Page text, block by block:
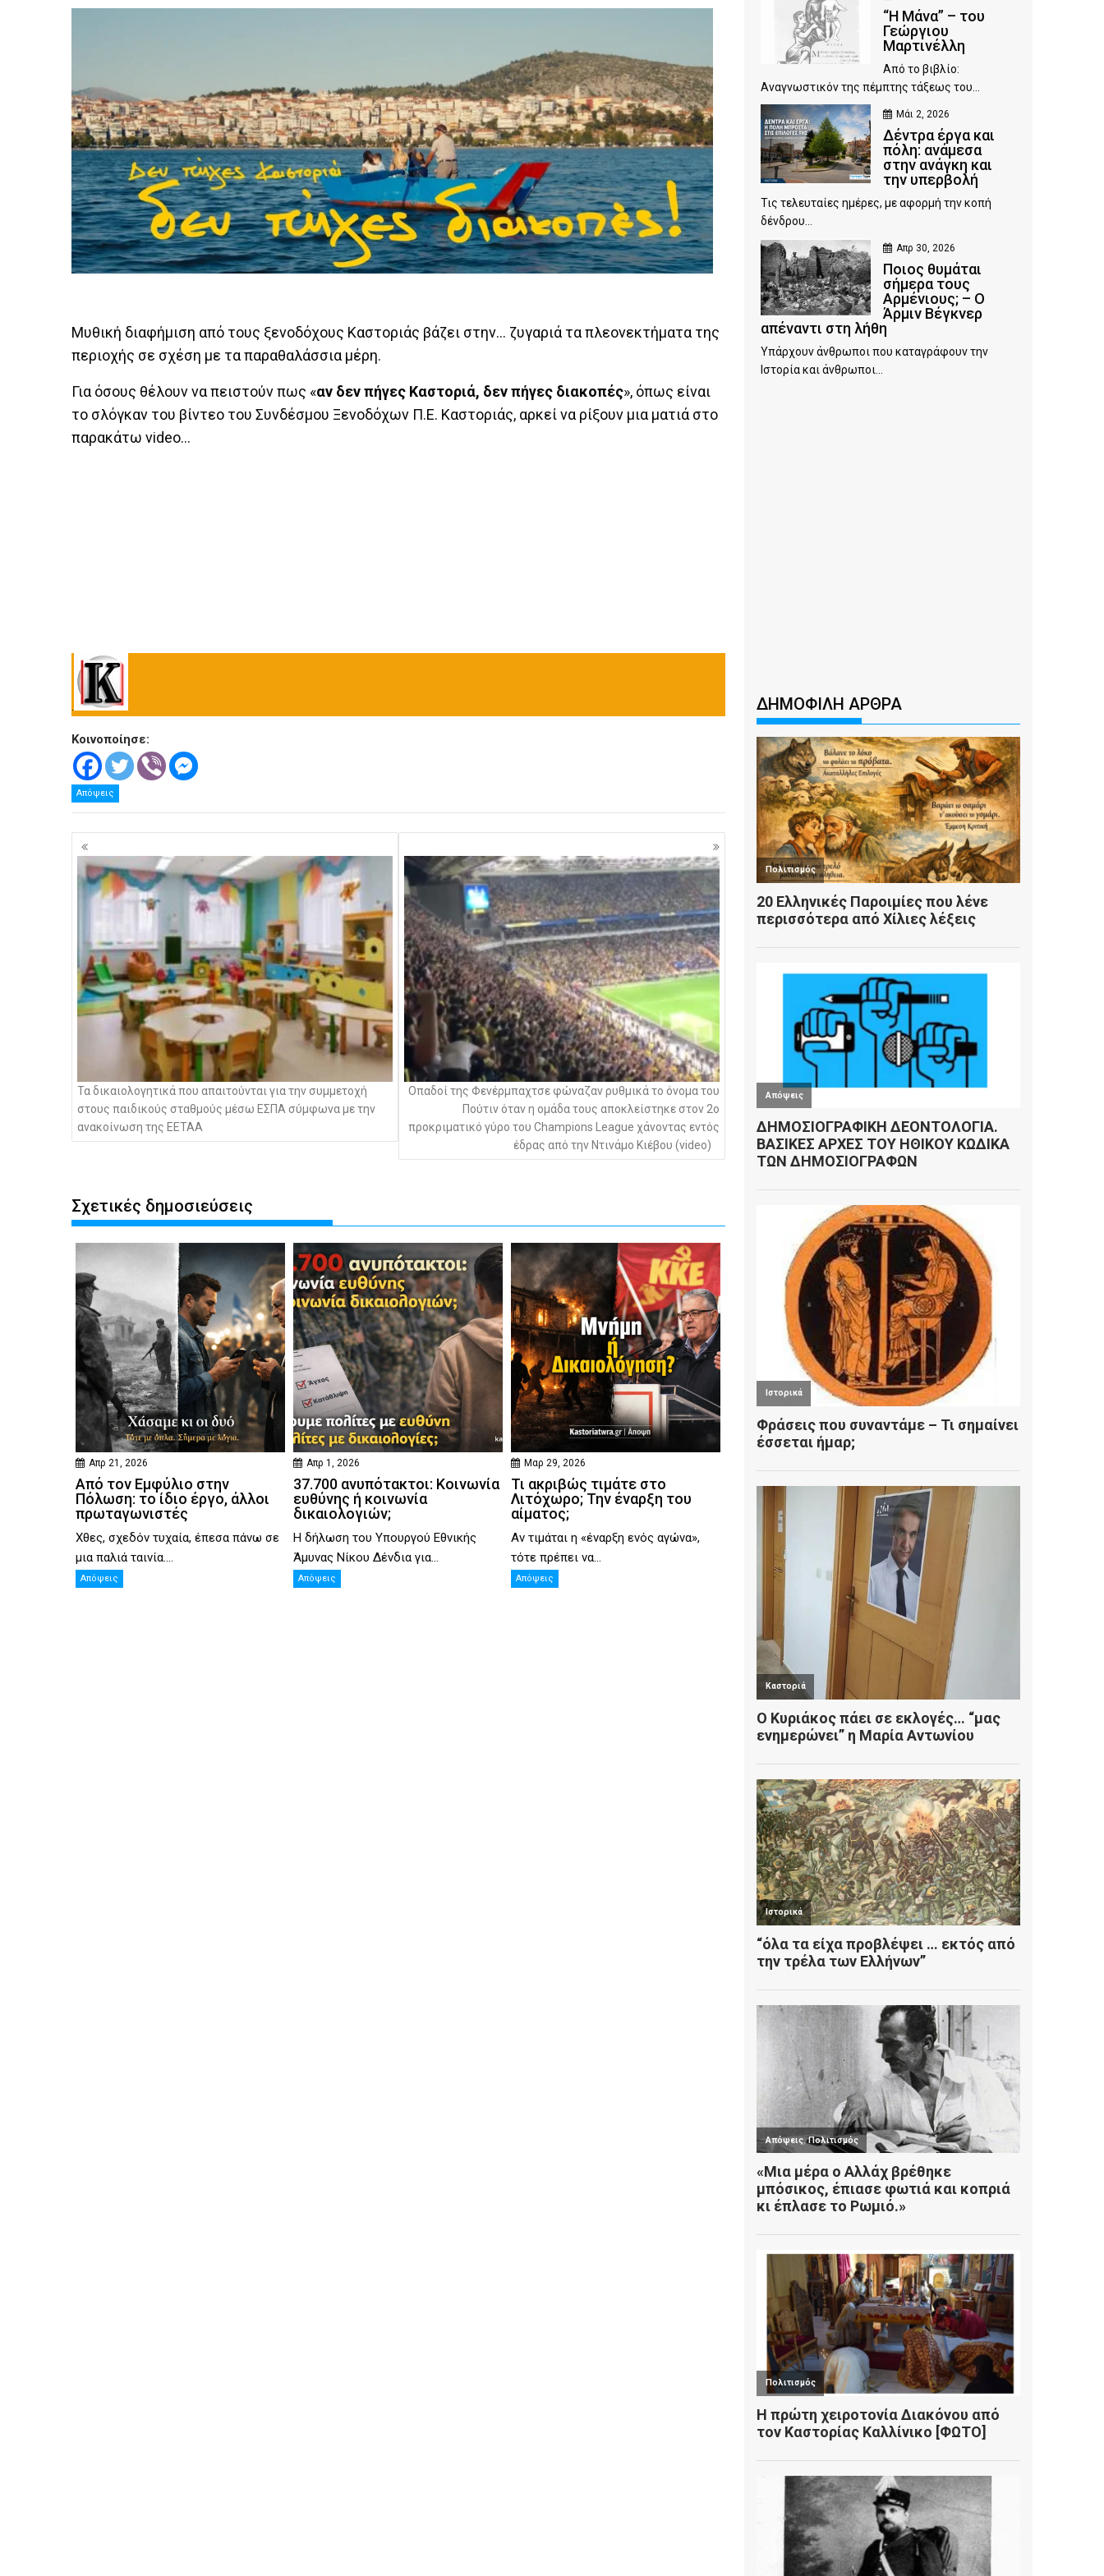
Mυθική διαφήμιση από τους ξενοδόχους Καστοριάς βάζει στην… ζυγαριά τα πλεονεκτήματα της
περιοχής σε σχέση με τα παραθαλάσσια μέρη.
Για όσους θέλουν να πειστούν πως «αν δεν πήγες Καστοριά, δεν πήγες διακοπές», όπως είναι
το σλόγκαν του βίντεο του Συνδέσμου Ξενοδόχων Π.Ε. Καστοριάς, αρκεί να ρίξουν μια ματιά στο
παρακάτω video…
.
Κοινοποίησε:
Απόψεις
Πλοήγηση
άρθρων
Τα δικαιολογητικά που απαιτούνται για την συμμετοχή
στους παιδικούς σταθμούς μέσω ΕΣΠΑ σύμφωνα με την
ανακοίνωση της ΕΕΤΑΑ
Οπαδοί της Φενέρμπαχτσε φώναζαν ρυθμικά το όνομα του
Πούτιν όταν η ομάδα τους αποκλείστηκε στον 2ο
προκριματικό γύρο του Champions League χάνοντας εντός
έδρας από την Ντινάμο Κιέβου (video)
Σχετικές δημοσιεύσεις
Απρ 21, 2026
Από τον Εμφύλιο στην
Πόλωση: το ίδιο έργο, άλλοι
πρωταγωνιστές
Χθες, σχεδόν τυχαία, έπεσα πάνω σε
μια παλιά ταινία....
Απόψεις
Απρ 1, 2026
37.700 ανυπότακτοι: Κοινωνία
ευθύνης ή κοινωνία
δικαιολογιών;
Η δήλωση του Υπουργού Εθνικής
Άμυνας Νίκου Δένδια για...
Απόψεις
Μαρ 29, 2026
Τι ακριβώς τιμάτε στο
Λιτόχωρο; Την έναρξη του
αίματος;
Αν τιμάται η «έναρξη ενός αγώνα»,
τότε πρέπει να...
Απόψεις
“Η Μάνα” – του
Γεώργιου
Μαρτινέλλη
Από το βιβλίο:
Αναγνωστικόν της πέμπτης τάξεως του...
Μάι 2, 2026
Δέντρα έργα και
πόλη: ανάμεσα
στην ανάγκη και
την υπερβολή
Τις τελευταίες ημέρες, με αφορμή την κοπή
δένδρου...
Απρ 30, 2026
Ποιος θυμάται
σήμερα τους
Αρμένιους; – Ο
Άρμιν Βέγκνερ
απέναντι στη λήθη
Υπάρχουν άνθρωποι που καταγράφουν την
Ιστορία και άνθρωποι...
ΔΗΜΟΦΙΛΗ ΑΡΘΡΑ